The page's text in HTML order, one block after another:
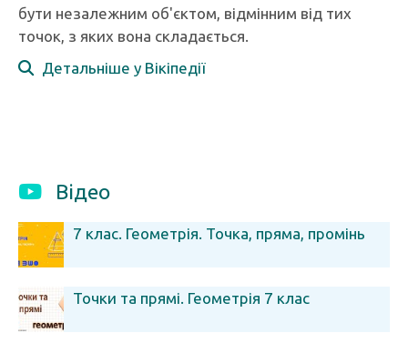
бути незалежним об'єктом, відмінним від тих
точок, з яких вона складається.
Детальніше у Вікіпедії
Відео
7 клас. Геометрія. Точка, пряма, промінь
Точки та прямі. Геометрія 7 клас